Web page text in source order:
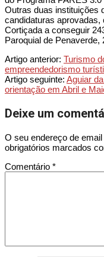
Outras duas instituições
candidaturas aprovadas,
Cortiçada a conseguir
Paroquial de Penaverde,
2023-
03-
09
Artigo anterior: Turismo
empreendedorismo
Artigo seguinte: Aguiar
orientação em Abril e
Deixe um
O seu endereço de
obrigatórios marcados
Comentário *